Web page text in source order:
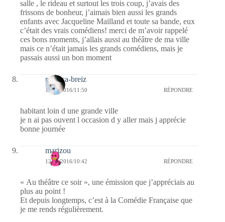
salle , le rideau et surtout les trois coup, j’avais des
frissons de bonheur, j’aimais bien aussi les grands
enfants avec Jacqueline Mailland et toute sa bande, eux
c’était des vrais comédiens! merci de m’avoir rappelé
ces bons moments, j’allais aussi au théâtre de ma ville
mais ce n’était jamais les grands comédiens, mais je
passais aussi un bon moment
monica-breiz
12/04/2016/11:50 RÉPONDRE
habitant loin d une grande ville
je n ai pas ouvent l occasion d y aller mais j apprécie
bonne journée
marizou
12/04/2016/10:42 RÉPONDRE
« Au théâtre ce soir », une émission que j’appréciais au
plus au point !
Et depuis longtemps, c’est à la Comédie Française que
je me rends régulièrement.